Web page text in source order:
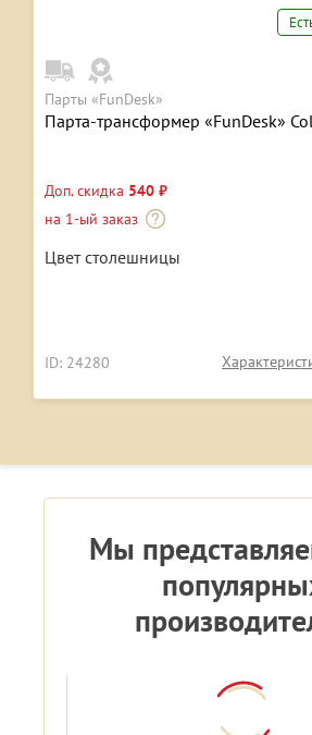
Парты «FunDesk»
Парта-трансформер «FunDesk»
Доп. скидка 540 ₽
на 1-ый заказ
Цвет столешницы
ID: 24280
Мы